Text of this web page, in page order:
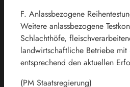
F. Anlassbezogene
Weitere anlassbezogene
Schlachthöfe,
landwirtschaftliche Betriebe
entsprechend den aktuellen
(PM Staatsregierung)